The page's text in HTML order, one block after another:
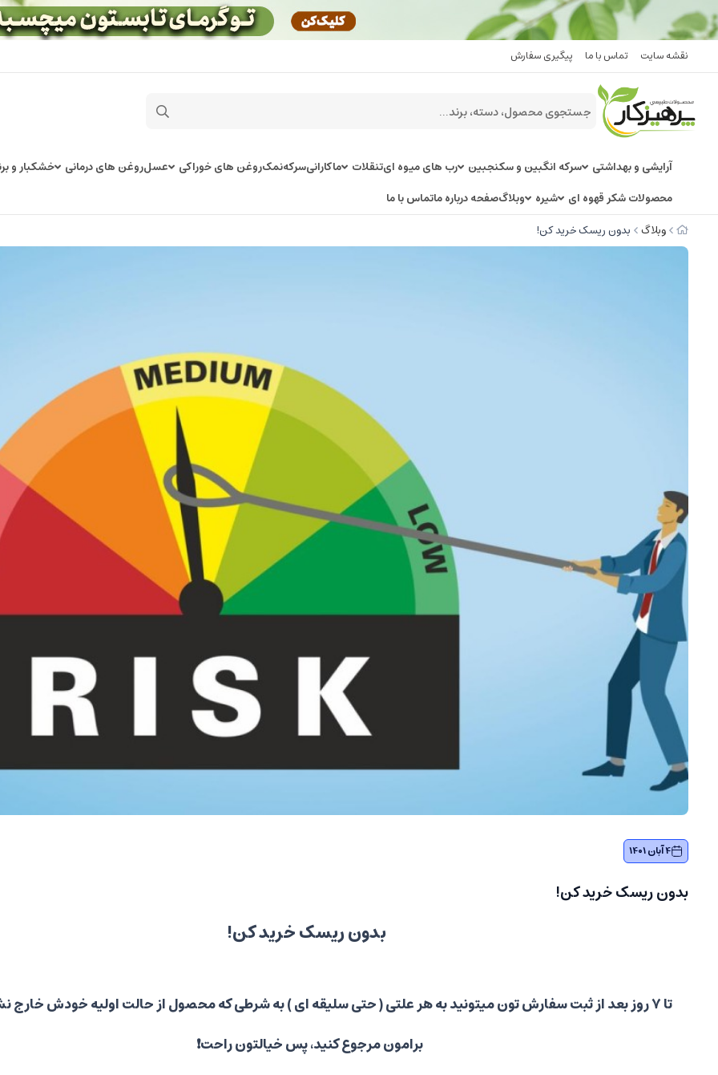
نقشه سایت تماس با ما پیگیری سفارش
آرایشی و بهداشتی سرکه انگبین و سکنجبین رب های میوه ایتنقلات ماکارانیسرکهنمکروغن های خوراکی عسلروغن های درمانی
خشکبار و
محصولات شکر قهوه ای
شیره وبلاگصفحه درباره ماتماس با ما
وبلاگ
بدون ریسک خرید کن!
4 آبان 1401
بدون ریسک خرید کن!
بدون ریسک خرید کن!
تا 7 روز بعد از ثبت سفارش تون میتونید به هر علتی ( حتی سلیقه ای ) به شرطی که محصول از حالت اولیه خودش خارج
برامون مرجوع کنید، پس خیالتون راحت❗️
مایع لباسشویی
4.33
735,000
مایع ظرفشویی